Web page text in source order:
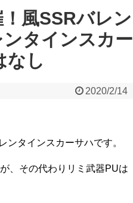
風SSRバレン
タインスカー
なし
2020/2/14
タインスカーサハです。
、その代わりリミ武器PUは